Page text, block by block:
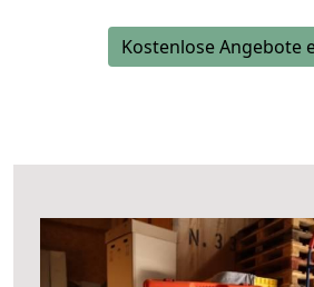
Kostenlose Angebote